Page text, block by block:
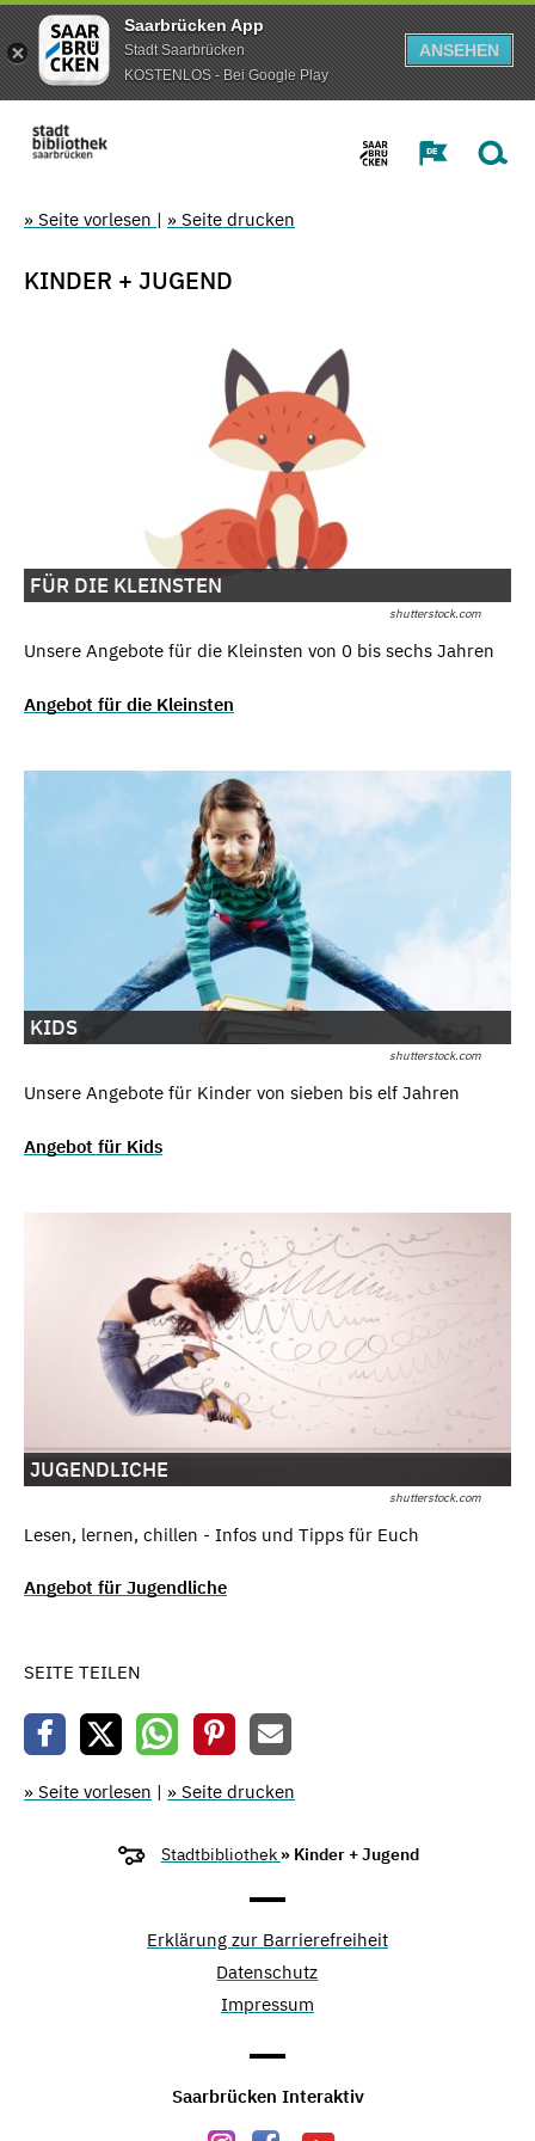
Saarbrücken App
Stadt Saarbrücken
KOSTENLOS - Bei Google Play
ANSEHEN
» Seite vorlesen | » Seite drucken
KINDER + JUGEND
shutterstock.com
FÜR DIE KLEINSTEN
Unsere Angebote für die Kleinsten von 0 bis sechs Jahren
Angebot für die Kleinsten
shutterstock.com
KIDS
Unsere Angebote für Kinder von sieben bis elf Jahren
Angebot für Kids
shutterstock.com
JUGENDLICHE
Lesen, lernen, chillen - Infos und Tipps für Euch
Angebot für Jugendliche
SEITE TEILEN
» Seite vorlesen | » Seite drucken
Stadtbibliothek » Kinder + Jugend
Erklärung zur Barrierefreiheit
Datenschutz
Impressum
Saarbrücken Interaktiv